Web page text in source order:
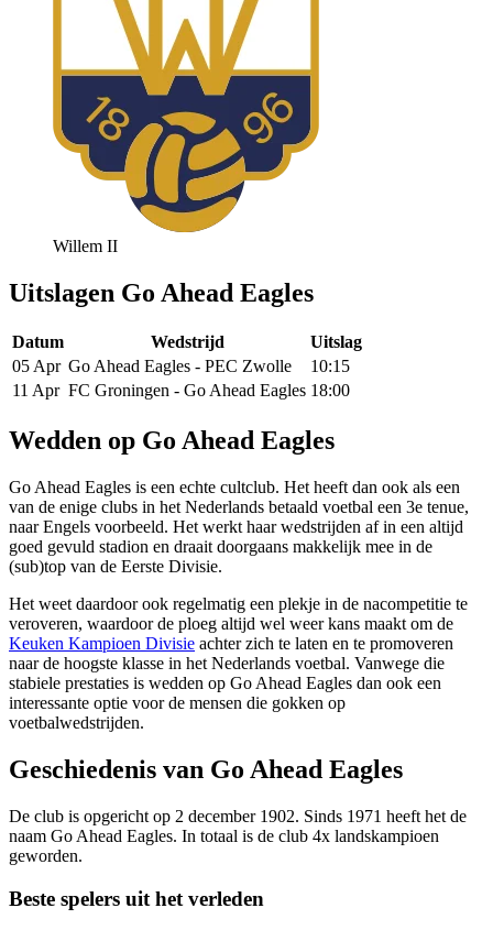
Willem II
Uitslagen Go Ahead Eagles
Datum Wedstrijd
Uitslag
05 Apr Go Ahead Eagles - PEC Zwolle
10:15
11 Apr FC Groningen - Go Ahead Eagles 18:00
Wedden op Go Ahead Eagles
Go Ahead Eagles is een echte cultclub. Het heeft dan ook als een
van de enige clubs in het Nederlands betaald voetbal een 3e tenue,
naar Engels voorbeeld. Het werkt haar wedstrijden af in een altijd
goed gevuld stadion en draait doorgaans makkelijk mee in de
(sub)top van de Eerste Divisie.
Het weet daardoor ook regelmatig een plekje in de nacompetitie te
veroveren, waardoor de ploeg altijd wel weer kans maakt om de
Keuken Kampioen Divisie achter zich te laten en te promoveren
naar de hoogste klasse in het Nederlands voetbal. Vanwege die
stabiele prestaties is wedden op Go Ahead Eagles dan ook een
interessante optie voor de mensen die gokken op
voetbalwedstrijden.
Geschiedenis van Go Ahead Eagles
De club is opgericht op 2 december 1902. Sinds 1971 heeft het de
naam Go Ahead Eagles. In totaal is de club 4x landskampioen
geworden.
Beste spelers uit het verleden